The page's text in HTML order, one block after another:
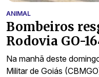
ANIMAL
Bombeiros
Rodovia GO-
Na manhã deste
Militar de Goiás